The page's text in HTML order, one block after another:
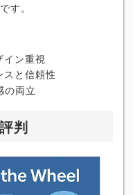
す。
ン重視
スと信頼性
の両立
判